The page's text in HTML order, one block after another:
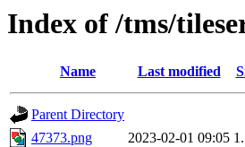
Index of /tms/
Name Last modified
Parent Directory
47373.png
2023-02-01 09:05